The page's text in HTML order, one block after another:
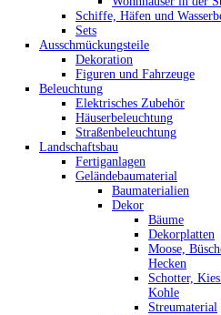
Schiffe, Häfen und
Sets
Ausschmückungsteile
Dekoration
Figuren und Fahrzeuge
Beleuchtung
Elektrisches Zubehör
Häuserbeleuchtung
Straßenbeleuchtung
Landschaftsbau
Fertiganlagen
Geländebaumaterial
Baumaterialien
Dekor
Bäume
Dekorplatten
Moose,
Hecken
Schotter,
Kohle
Streumaterial